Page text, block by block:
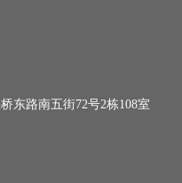
路南五街72号2栋108室